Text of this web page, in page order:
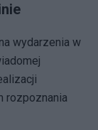
wydarzenia w
rozpoznania